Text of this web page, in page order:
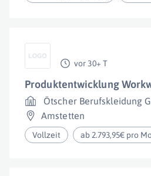
vor 30+ T
Produktentwicklung
Ötscher Berufskleidung
Amstetten
Vollzeit ab 2.793,95€ pro